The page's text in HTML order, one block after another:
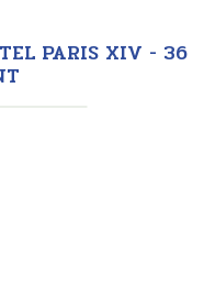
PARIS XIV - 36